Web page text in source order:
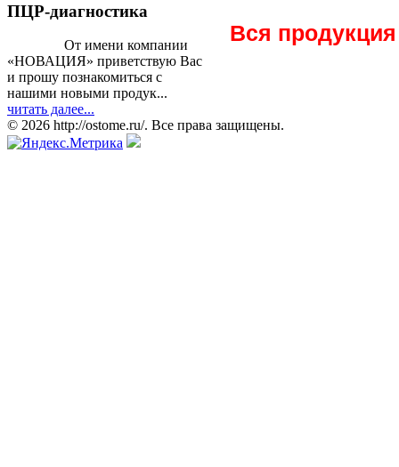
ПЦР-диагностика
От имени компании
«НОВАЦИЯ» приветствую Вас
и прошу познакомиться с
нашими новыми продук...
читать далее...
Вся
© 2026 http://ostome.ru/. Все права защищены.